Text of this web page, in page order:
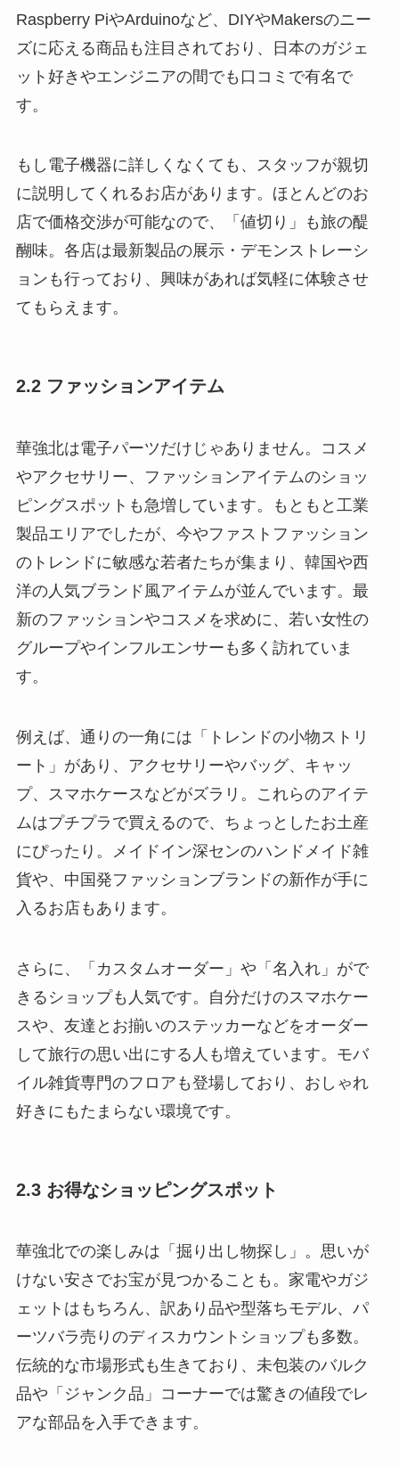
Raspberry PiやArduinoなど、DIYやMakersのニー
ズに応える商品も注目されており、日本のガジェ
ット好きやエンジニアの間でも口コミで有名で
す。
もし電子機器に詳しくなくても、スタッフが親切
に説明してくれるお店があります。ほとんどのお
店で価格交渉が可能なので、「値切り」も旅の醍
醐味。各店は最新製品の展示・デモンストレーシ
ョンも行っており、興味があれば気軽に体験させ
てもらえます。
2.2 ファッションアイテム
華強北は電子パーツだけじゃありません。コスメ
やアクセサリー、ファッションアイテムのショッ
ピングスポットも急増しています。もともと工業
製品エリアでしたが、今やファストファッション
のトレンドに敏感な若者たちが集まり、韓国や西
洋の人気ブランド風アイテムが並んでいます。最
新のファッションやコスメを求めに、若い女性の
グループやインフルエンサーも多く訪れていま
す。
例えば、通りの一角には「トレンドの小物ストリ
ート」があり、アクセサリーやバッグ、キャッ
プ、スマホケースなどがズラリ。これらのアイテ
ムはプチプラで買えるので、ちょっとしたお土産
にぴったり。メイドイン深センのハンドメイド雑
貨や、中国発ファッションブランドの新作が手に
入るお店もあります。
さらに、「カスタムオーダー」や「名入れ」がで
きるショップも人気です。自分だけのスマホケー
スや、友達とお揃いのステッカーなどをオーダー
して旅行の思い出にする人も増えています。モバ
イル雑貨専門のフロアも登場しており、おしゃれ
好きにもたまらない環境です。
2.3 お得なショッピングスポット
華強北での楽しみは「掘り出し物探し」。思いが
けない安さでお宝が見つかることも。家電やガジ
ェットはもちろん、訳あり品や型落ちモデル、パ
ーツバラ売りのディスカウントショップも多数。
伝統的な市場形式も生きており、未包装のバルク
品や「ジャンク品」コーナーでは驚きの値段でレ
アな部品を入手できます。